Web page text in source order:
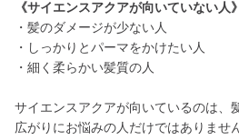
《サイエンスアクアが向いていない人》
・髪のダメージが少ない人
・しっかりとパーマをかけたい人
・細く柔らかい髪質の人
サイエンスアクアが向いているのは、
広がりにお悩みの人だけではありませ